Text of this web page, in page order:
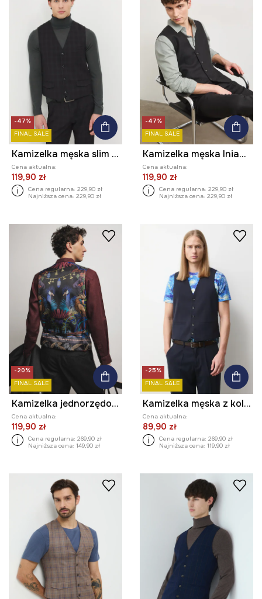
-47%
FINAL SALE
Kamizelka męska slim w kratę
Cena aktualna:
119,90 zł
Cena regularna: 229,90 zł
Najniższa cena: 229,90 zł
-47%
FINAL SALE
Kamizelka męska lniana gładka
Cena aktualna:
119,90 zł
Cena regularna: 229,90 zł
Najniższa cena: 229,90 zł
-20%
FINAL SALE
Kamizelka jednorzędowa męska z dodatkiem wełny z kolekcji Ilona Tambor x Medicine
Cena aktualna:
119,90 zł
Cena regularna: 269,90 zł
Najniższa cena: 149,90 zł
-25%
FINAL SALE
Kamizelka męska z kolekcji Eviva L'arte
Cena aktualna:
89,90 zł
Cena regularna: 269,90 zł
Najniższa cena: 119,90 zł